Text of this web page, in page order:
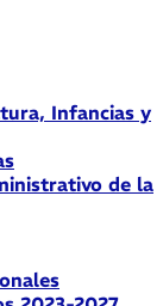
Infancias y
de la